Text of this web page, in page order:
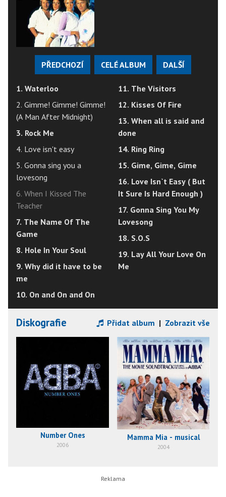
PŘEDCHOZÍ CELÉ ALBUM DALŠÍ
1. Waterloo
2. Gimme! Gimme! Gimme!
(A Man After Midnight)
3. Rock Me
4. Love isn't easy
5. Gonna sing you a
lovesong
6. When I Kissed The
Teacher
7. The Name Of The
Game
8. Hole In Your Soul
9. Why did it have to be
me
10. On and On and On
11. The Visitors
12. Kisses Of Fire
13. When all is said and
done
14. Ring Ring
15. Gime, Gime, Gime
16. Love Isn`t Easy ( But
It Sure Is Hard Enough )
17. Gonna Sing You My
Lovesong
18. S.O.S
19. Lay All Your Love On
Me
Diskografie Přidat album | Zobrazit vše
Number Ones
2006
Mamma Mia - musical
2004